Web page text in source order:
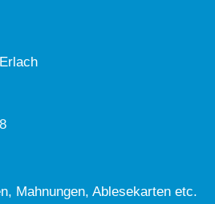
Mahnungen, Ablesekarten etc.